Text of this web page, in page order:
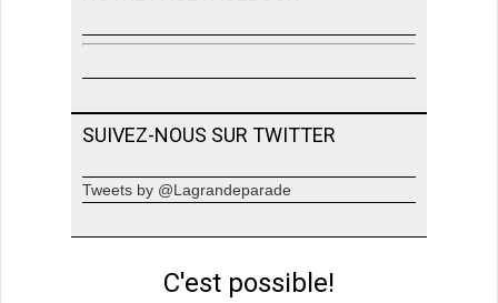
SUIVEZ-NOUS SUR TWITTER
Tweets by @Lagrandeparade
C'est possible!